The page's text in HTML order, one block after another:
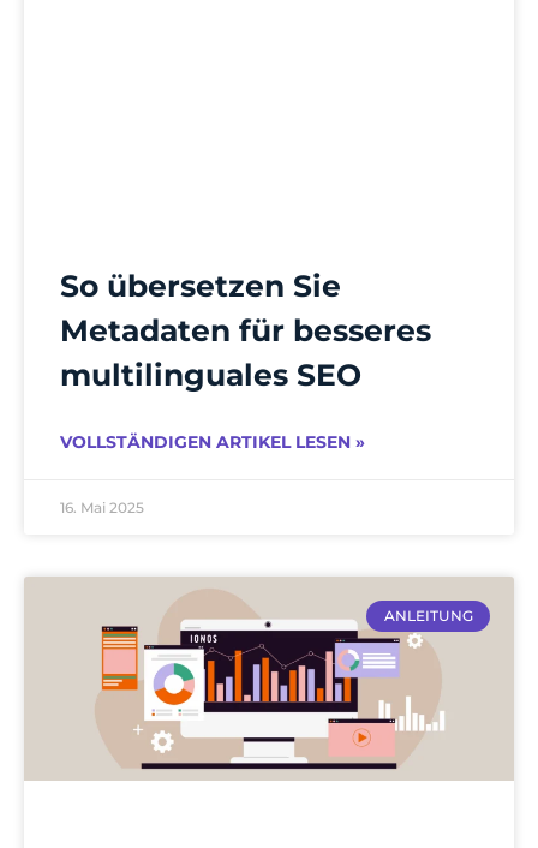
So übersetzen Sie
Metadaten für besseres
multilinguales SEO
VOLLSTÄNDIGEN ARTIKEL LESEN »
16. Mai 2025
ANLEITUNG